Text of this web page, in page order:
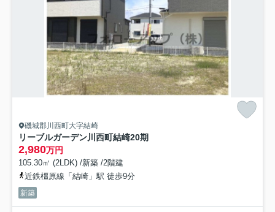
磯城郡川西町大字結崎
リーブルガーデン川西町結崎20期
2,980万円
105.30㎡ (2LDK) /新築 /2階建
近鉄橿原線「結崎」駅 徒歩9分
新築